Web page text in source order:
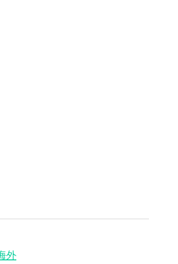
外